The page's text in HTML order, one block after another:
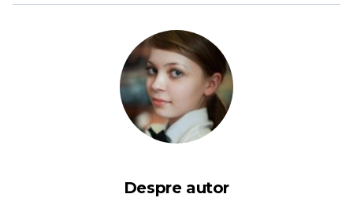
Despre autor